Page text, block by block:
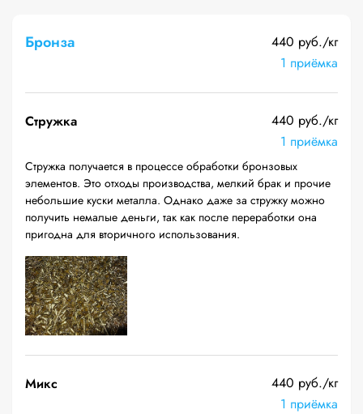
Бронза
440 руб./кг
1 приёмка
Стружка
440 руб./кг
1 приёмка
Стружка получается в процессе обработки бронзовых
элементов. Это отходы производства, мелкий брак и прочие
небольшие куски металла. Однако даже за стружку можно
получить немалые деньги, так как после переработки она
пригодна для вторичного использования.
Микс
440 руб./кг
1 приёмка